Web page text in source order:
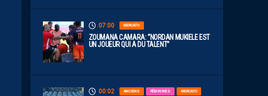
07:00 MERCATO
ZOUMANA CAMARA: “NORDAN MUKIELE EST
UN JOUEUR QUI A DU TALENT”
00:02 ANCIENS FÉMININES MERCATO